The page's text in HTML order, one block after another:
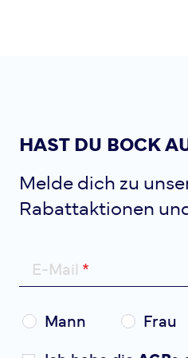
HAST DU BOCK
Melde dich zu
Rabattaktionen
E-Mail
Mann Frau